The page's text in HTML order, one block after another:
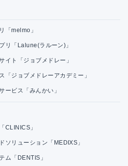
「melmo」
リ「Lalune(ラルーン)」
イト「ジョブメドレー」
「ジョブメドレーアカデミー」
ービス「みんかい」
CLINICS」
ソリューション「MEDIXS」
ム「DENTIS」